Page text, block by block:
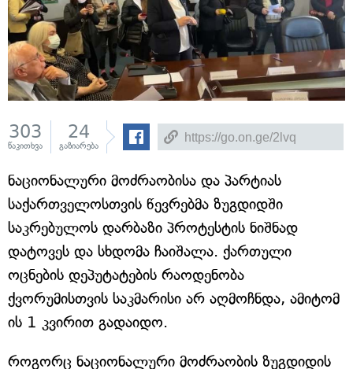
303
წაკითხვა
24
გაზიარება
ნაციონალური მოძრაობისა და პარტიას
საქართველოსთვის წევრებმა ზუგდიდში
საკრებულოს დარბაზი პროტესტის ნიშნად
დატოვეს და სხდომა ჩაიშალა. ქართული
ოცნების დეპუტატების რაოდენობა
ქვორუმისთვის საკმარისი არ აღმოჩნდა, ამიტომ
ის 1 კვირით გადაიდო.
როგორც ნაციონალური მოძრაობის ზუგდიდის